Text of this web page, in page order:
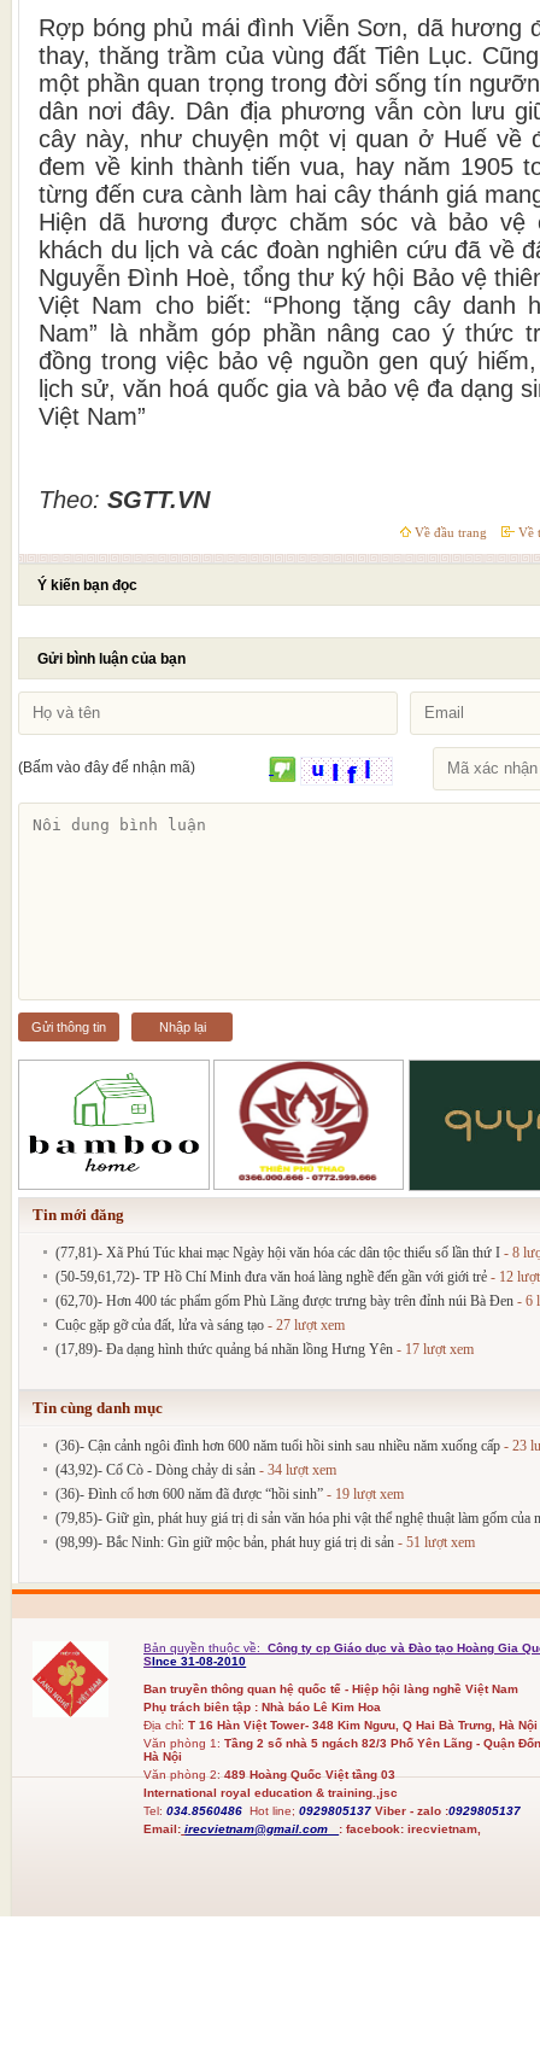
Rợp bóng phủ mái đình Viễn Sơn, dã hương
thay, thăng trầm của vùng đất Tiên Lục.
một phần quan trọng trong đời sống tín
dân nơi đây. Dân địa phương vẫn còn lưu
cây này, như chuyện một vị quan ở Huế về
đem về kinh thành tiến vua, hay năm 1905
từng đến cưa cành làm hai cây thánh giá
Hiện dã hương được chăm sóc và bảo vệ
khách du lịch và các đoàn nghiên cứu đã về
Nguyễn Đình Hoè, tổng thư ký hội Bảo vệ
Việt Nam cho biết: “Phong tặng cây danh
Nam” là nhằm góp phần nâng cao ý thức
đồng trong việc bảo vệ nguồn gen quý
lịch sử, văn hoá quốc gia và bảo vệ đa dạng
Việt Nam”
Theo: SGTT.VN
Về đầu trang Về
Ý kiến bạn đọc
Gửi bình luận của bạn
(Bấm vào đây để nhận mã)
Gửi thông tin Nhập lại
Tin mới đăng
(77,81)- Xã Phú Túc khai mạc Ngày hội văn hóa các dân tộc thiểu số lần thứ I - 8
(50-59,61,72)- TP Hồ Chí Minh đưa văn hoá làng nghề đến gần với giới trẻ - 12
(62,70)- Hơn 400 tác phẩm gốm Phù Lãng được trưng bày trên đỉnh núi Bà Đen - 6
Cuộc gặp gỡ của đất, lửa và sáng tạo - 27 lượt xem
(17,89)- Đa dạng hình thức quảng bá nhãn lồng Hưng Yên - 17 lượt xem
Tin cùng danh mục
(36)- Cận cảnh ngôi đình hơn 600 năm tuổi hồi sinh sau nhiều năm xuống cấp - 23
(43,92)- Cổ Cò - Dòng chảy di sản - 34 lượt xem
(36)- Đình cổ hơn 600 năm đã được “hồi sinh” - 19 lượt xem
(79,85)- Giữ gìn, phát huy giá trị di sản văn hóa phi vật thể nghệ thuật làm gốm của
(98,99)- Bắc Ninh: Gìn giữ mộc bản, phát huy giá trị di sản - 51 lượt xem
Bản quyền thuộc về:
Công ty cp Giáo dục và Đào tạo Hoàng Gia
SInce 31-08-2010
Ban truyền thông quan hệ quốc tế - Hiệp hội làng nghề Việt Nam
Phụ trách biên tập : Nhà báo Lê Kim Hoa
Địa chỉ: T 16 Hàn Việt Tower- 348 Kim Ngưu, Q Hai Bà Trưng, Hà Nội
Văn phòng 1:Tầng 2 số nhà 5 ngách 82/3 Phố Yên Lãng - Quận
Hà Nội
Văn phòng 2:489 Hoàng Quốc Việt tầng 03
International royal education & training.,jsc
Tel:034.8560486Hot line; 0929805137 Viber - zalo :0929805137
Email: irecvietnam@gmail.com :facebook: irecvietnam,